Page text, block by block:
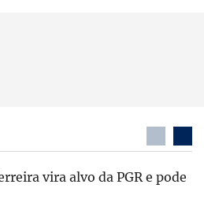
vira alvo da PGR e pode